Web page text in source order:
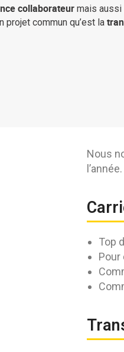
collaborateur mais aussi
projet commun qu’est la
Nous
Top
Pour